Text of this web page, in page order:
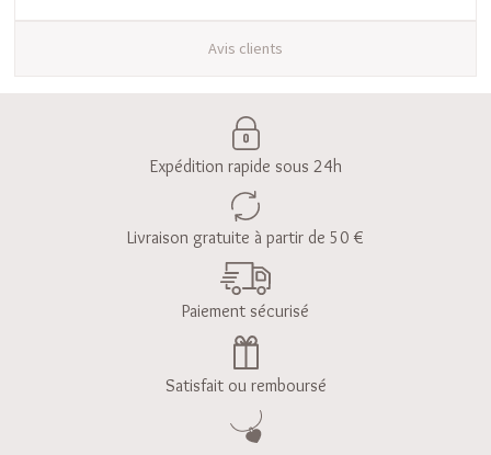
Avis clients
Expédition rapide sous 24h
Livraison gratuite à partir de 50 €
Paiement sécurisé
Satisfait ou remboursé